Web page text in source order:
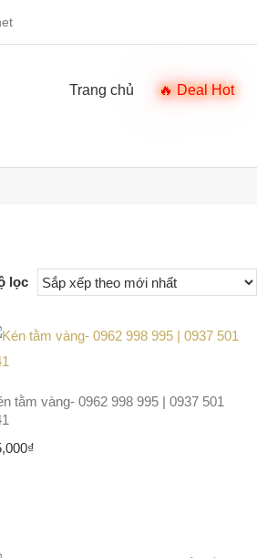
Trang chủ Deal Hot
lọc
tằm vàng- 0962 998 995 | 0937 501
₫